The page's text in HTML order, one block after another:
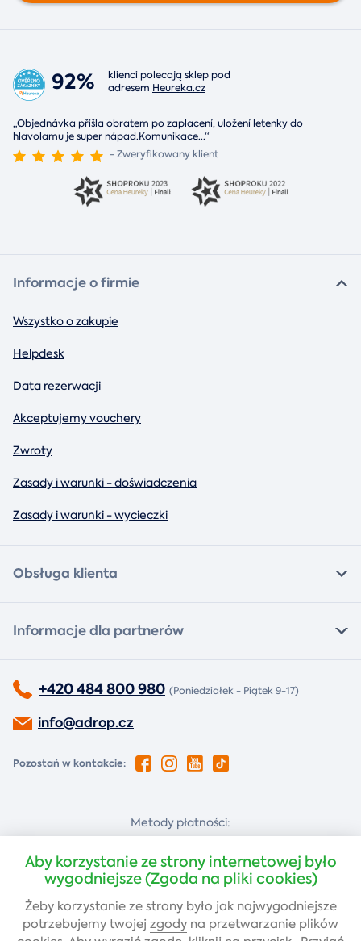
92%
klienci polecają sklep pod
adresem Heureka.cz
„Objednávka přišla obratem po zaplacení, uložení letenky do
hlavolamu je super nápad.Komunikace...“
- Zweryfikowany klient
Informacje o firmie
Wszystko o zakupie
Helpdesk
Data rezerwacji
Akceptujemy vouchery
Zwroty
Zasady i warunki - doświadczenia
Zasady i warunki - wycieczki
Obsługa klienta
Informacje dla partnerów
+420 484 800 980 (Poniedziałek - Piątek 9-17)
info@adrop.cz
Pozostań w kontakcie:
Metody płatności:
Za pobraniem Płatność kartą
Przelew bankowy
Aby korzystanie ze strony internetowej było
wygodniejsze (Zgoda na pliki cookies)
Żeby korzystanie ze strony było jak najwygodniejsze
potrzebujemy twojej zgody na przetwarzanie plików